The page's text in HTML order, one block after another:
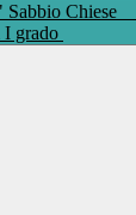
Chiese
I grado